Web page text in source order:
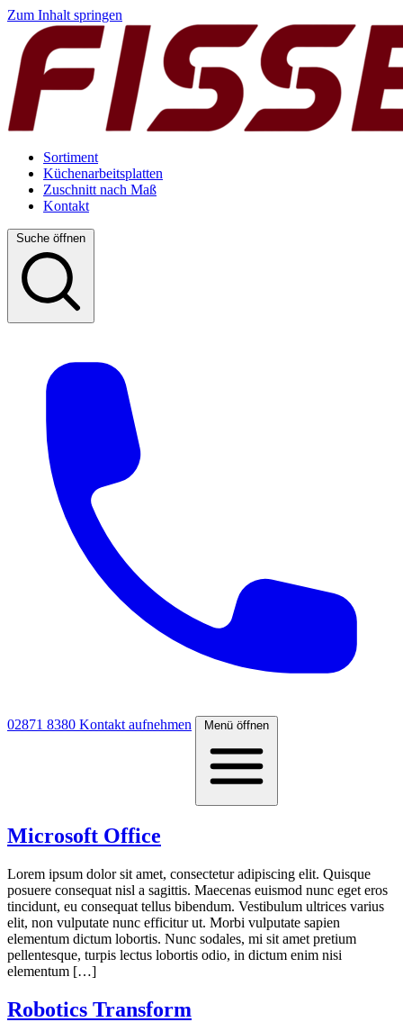
Zum Inhalt springen
Sortiment
Küchenarbeitsplatten
Zuschnitt nach Maß
Kontakt
Suche öffnen
02871 8380 Kontakt aufnehmen Menü öffnen
Microsoft Office
Lorem ipsum dolor sit amet, consectetur adipiscing elit. Quisque
posuere consequat nisl a sagittis. Maecenas euismod nunc eget eros
tincidunt, eu consequat tellus bibendum. Vestibulum ultrices varius
elit, non vulputate nunc efficitur ut. Morbi vulputate sapien
elementum dictum lobortis. Nunc sodales, mi sit amet pretium
pellentesque, turpis lectus lobortis odio, in dictum enim nisi
elementum […]
Robotics Transform